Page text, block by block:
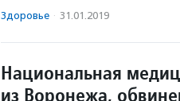
Здоровье · 31.01.2019
Национальная
из Воронежа,